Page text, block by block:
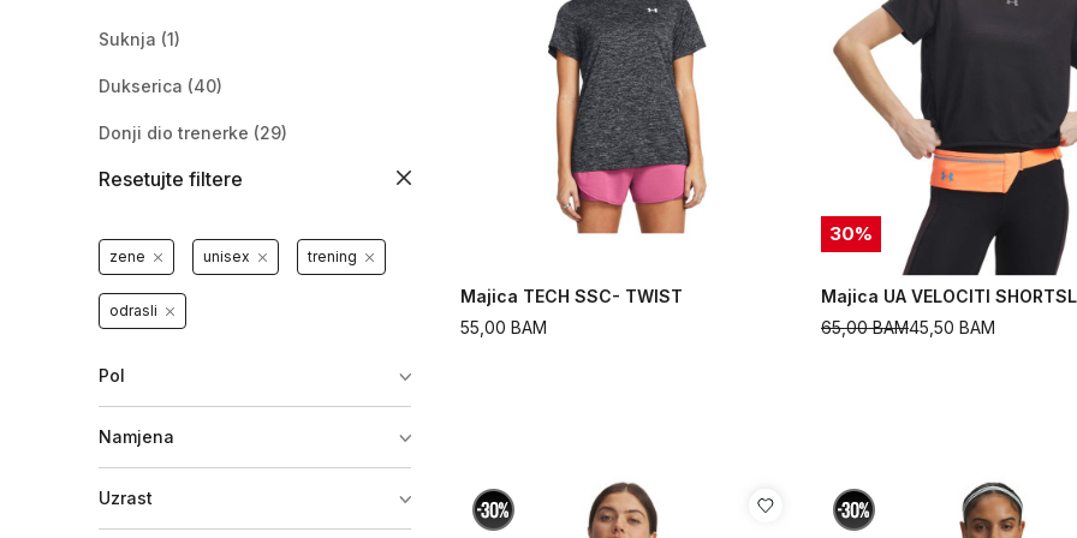
Suknja (1)
Dukserica (40)
Donji dio trenerke (29)
Helanke(30)
Šuškavac (1)
Jakna (8)
Donji veš
Resetujte filtere
zene unisex trening
odrasli
Pol
Namjena
Uzrast
Majica TECH SSC- TWIST
55,00 BAM
30%
Majica UA VELOCITI
45,50 BAM
65,00BAM